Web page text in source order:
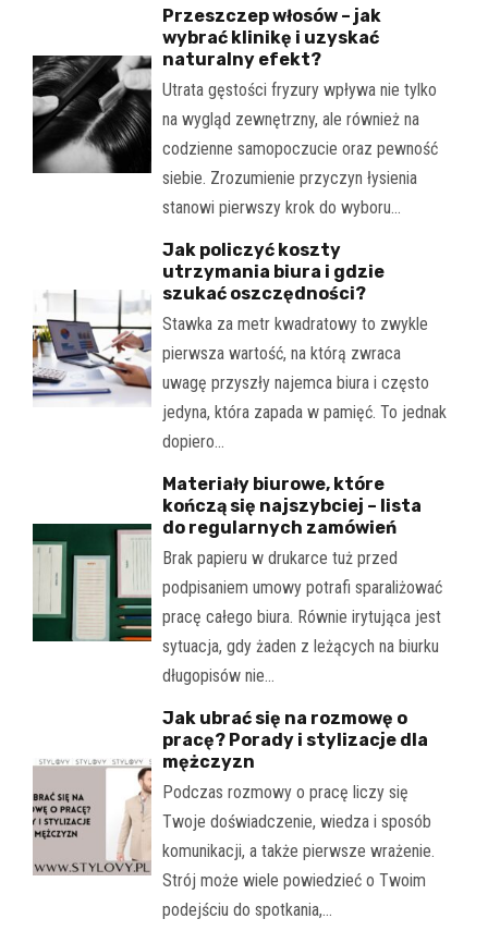
Przeszczep włosów – jak
wybrać klinikę i uzyskać
naturalny efekt?
Utrata gęstości fryzury wpływa nie tylko
na wygląd zewnętrzny, ale również na
codzienne samopoczucie oraz pewność
siebie. Zrozumienie przyczyn łysienia
stanowi pierwszy krok do wyboru…
Jak policzyć koszty
utrzymania biura i gdzie
szukać oszczędności?
Stawka za metr kwadratowy to zwykle
pierwsza wartość, na którą zwraca
uwagę przyszły najemca biura i często
jedyna, która zapada w pamięć. To jednak
dopiero…
Materiały biurowe, które
kończą się najszybciej – lista
do regularnych zamówień
Brak papieru w drukarce tuż przed
podpisaniem umowy potrafi sparaliżować
pracę całego biura. Równie irytująca jest
sytuacja, gdy żaden z leżących na biurku
długopisów nie…
Jak ubrać się na rozmowę o
pracę? Porady i stylizacje dla
mężczyzn
Podczas rozmowy o pracę liczy się
Twoje doświadczenie, wiedza i sposób
komunikacji, a także pierwsze wrażenie.
Strój może wiele powiedzieć o Twoim
podejściu do spotkania,…